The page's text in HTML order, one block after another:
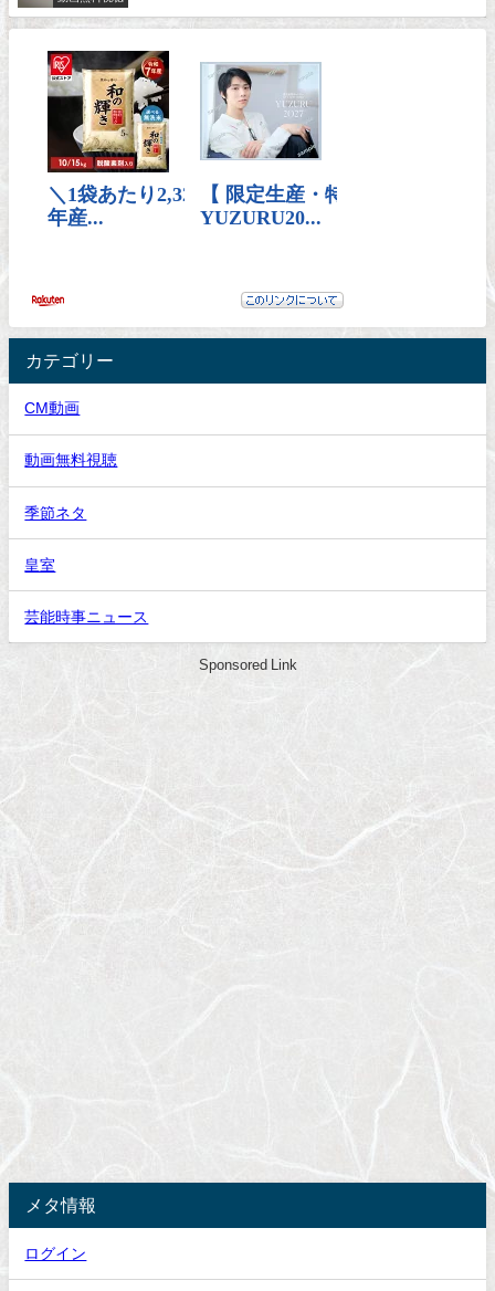
カテゴリー
CM動画
動画無料視聴
季節ネタ
皇室
芸能時事ニュース
Sponsored Link
メタ情報
ログイン